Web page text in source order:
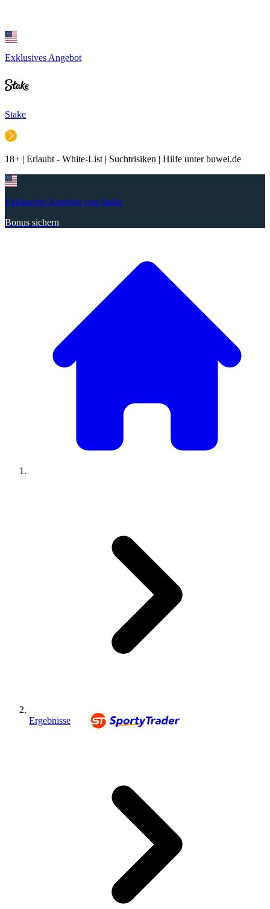
Exklusives Angebot
Stake
18+ | Erlaubt - White-List | Suchtrisiken | Hilfe unter buwei.de
Exklusives Angebot von Stake
Bonus sichern
Ergebnisse